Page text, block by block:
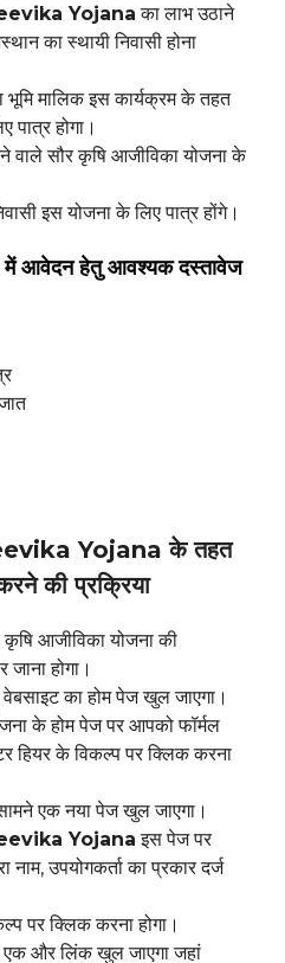
Yojana का लाभ उठाने
का स्थायी निवासी होना
भूमि मालिक इस कार्यक्रम के तहत
होगा।
वाले सौर कृषि आजीविका योजना के
इस योजना के लिए पात्र होंगे।
में आवेदन हेतु आवश्यक दस्तावेज
Yojana के तहत
की प्रक्रिया
आजीविका योजना की
होगा।
का होम पेज खुल जाएगा।
के होम पेज पर आपको फॉर्मल
हियर के विकल्प पर क्लिक करना
एक नया पेज खुल जाएगा।
Yojana इस पेज पर
नाम, उपयोगकर्ता का प्रकार दर्ज
पर क्लिक करना होगा।
और लिंक खुल जाएगा जहां